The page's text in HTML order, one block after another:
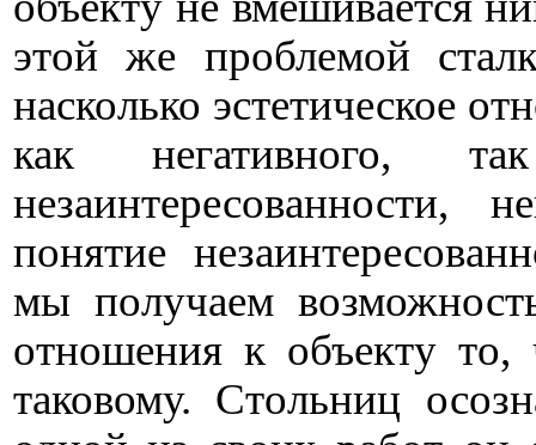
этой же проблемой
насколько эстетическое
как негативного,
незаинтересованности,
понятие
мы получаем
отношения к объекту
таковому. Стольниц